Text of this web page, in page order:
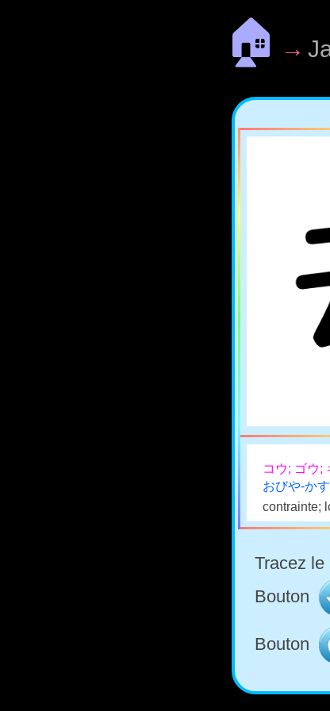
🏠 →
コウ; ゴウ;
おびや-かす
contrainte;
Tracez le
Bouton
Bouton